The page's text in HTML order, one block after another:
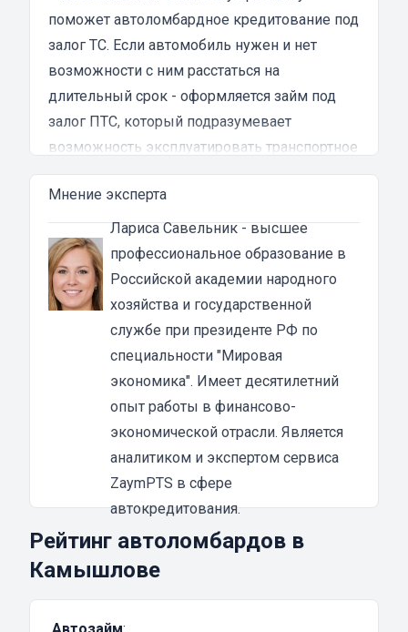
поможет автоломбардное кредитование под
залог ТС. Если автомобиль нужен и нет
возможности с ним расстаться на
длительный срок - оформляется займ под
залог ПТС, который подразумевает
возможность эксплуатировать транспортное
средство на период финансирования.
Взять займ в автоломбарде под автомобиль
можно без справки о доходах и поручителей.
Особенностью такого вида кредитования
является то, что ломбард выдает займы с
плохой кредитной историей и наличием
просрочек.
Заемщик может получить до 80% от
оценочной стоимости автомобиля. В
качестве залога может выступать любой
транспорт, от мотоцикла до спецтехники. Но
большей популярностью пользуются
легковые и грузовые машины.
Многие ошибочно считают, что ломбардное
кредитование несет в себе опасение
клиента потери залога, но это не так.
Автоломбард также заинтересован в
Мнение эксперта
Лариса Савельник- высшее
профессиональное образование в
Российской академии народного
хозяйства и государственной
службе при президенте РФ по
специальности "Мировая
экономика". Имеет десятилетний
опыт работы в финансово-
экономической отрасли. Является
аналитиком и экспертом сервиса
ZaymPTS в сфере
автокредитования.
Рейтинг автоломбардов в
Камышлове